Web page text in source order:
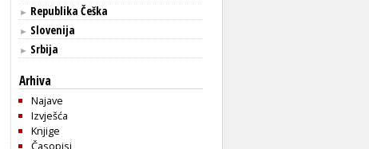
► Republika Češka
► Slovenija
► Srbija
Arhiva
Najave
Izvješća
Knjige
Časopisi